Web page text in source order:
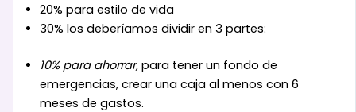
20% para estilo de vida
30% los deberíamos dividir en 3 partes:
10% para ahorrar, para tener un fondo de
emergencias, crear una caja al menos con 6
meses de gastos.